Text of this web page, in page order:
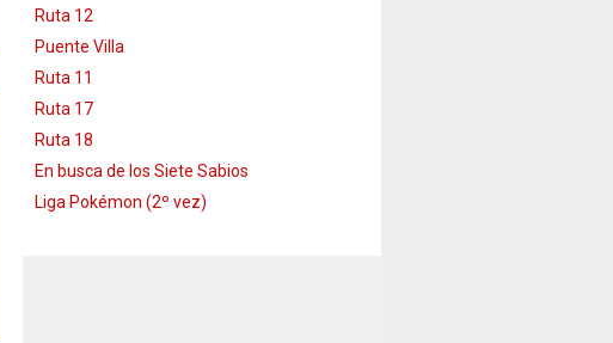
Ruta 12
Puente Villa
Ruta 11
Ruta 17
Ruta 18
En busca de los Siete Sabios
Liga Pokémon (2º vez)